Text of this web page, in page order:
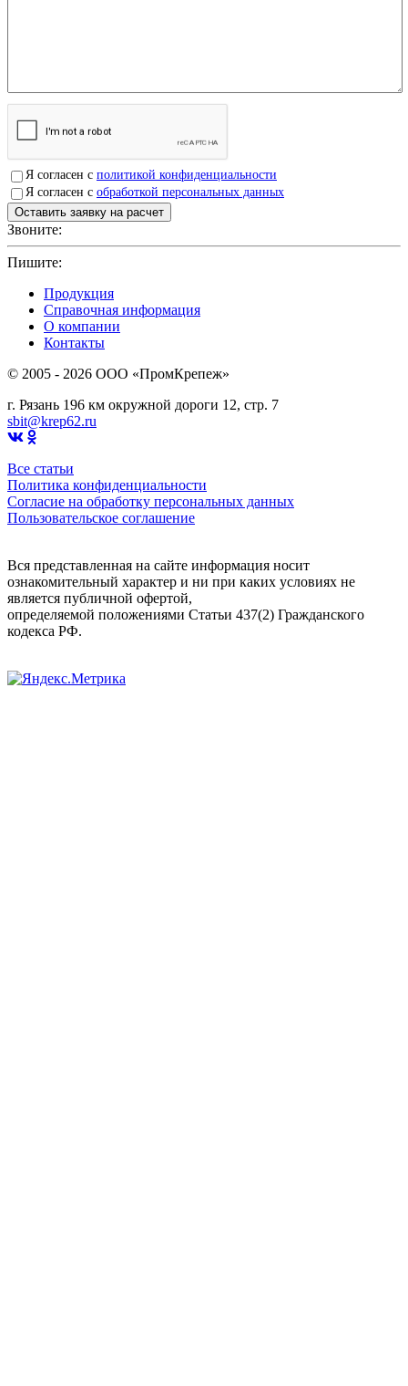
Я согласен с политикой конфиденциальности
Я согласен с обработкой персональных данных
Звоните:
Пишите:
Продукция
Справочная информация
О компании
Контакты
© 2005 - 2026 OOO «ПромКрепеж»
г. Рязань 196 км окружной дороги 12, стр. 7
sbit@krep62.ru
Все статьи
Политика конфиденциальности
Согласие на обработку персональных данных
Пользовательское соглашение
Вся представленная на сайте информация носит
ознакомительный характер и ни при каких условиях не
является публичной офертой,
определяемой положениями Статьи 437(2) Гражданского
кодекса РФ.